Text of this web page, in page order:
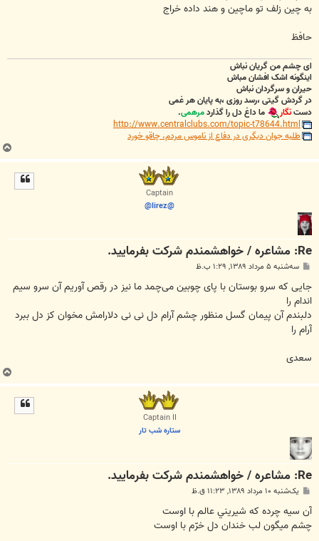
به چین زلف تو ماچین و هند داده خراج
حافظ
ای چشم من گریان نباش
اینگونه اشک افشان مباش
حیران و سرگردان نباش
در گردش گیتی ،رسد روزی ،به پایان هر غمی
دستنگار ما داغ دل را گذاردمرهمی.
http://www.centralclubs.com/topic-t78644.html
طلبه جوان دیگری در دفاع از ناموس مردم، چاقو خورد
ب
ا
Captain
@lirez@
Re: مشاعره / خواهشمندم شرکت بفرماييد.
پ
ت
سه‌شنبه ۵ مرداد ۱۳۸۹, ۱:۲۹ ب.ظ
جایی که سرو بوستان با پای چوبین می‌چمد ما نیز در رقص آوریم آن سرو سیم
اندام را
دلبندم آن پیمان گسل منظور چشم آرام دل نی نی دلارامش مخوان کز دل ببرد
آرام را
سعدی
ب
ا
Captain II
ستاره شب تار
Re: مشاعره / خواهشمندم شرکت بفرماييد.
پ
ت
یک‌شنبه ۱۰ مرداد ۱۳۸۹, ۱۱:۲۳ ق.ظ
آن سيه چرده كه شيريني عالم با اوست
چشم ميگون لب خندان دل خرّم با اوست